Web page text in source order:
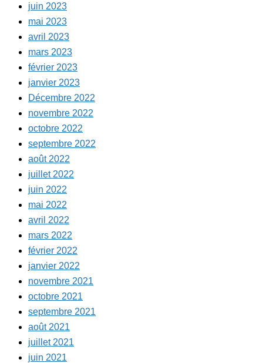
juin 2023
mai 2023
avril 2023
mars 2023
février 2023
janvier 2023
Décembre 2022
novembre 2022
octobre 2022
septembre 2022
août 2022
juillet 2022
juin 2022
mai 2022
avril 2022
mars 2022
février 2022
janvier 2022
novembre 2021
octobre 2021
septembre 2021
août 2021
juillet 2021
juin 2021